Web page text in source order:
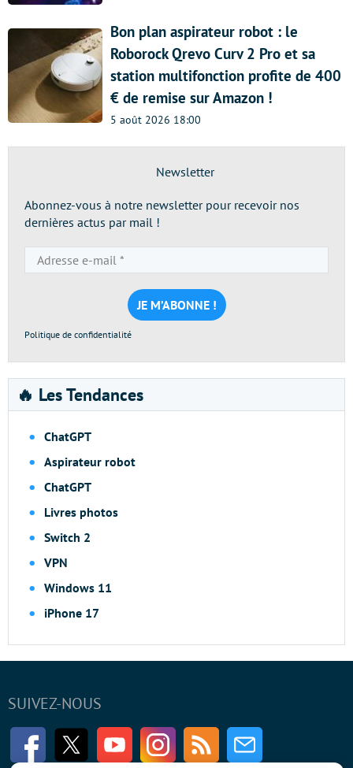
Bon plan aspirateur robot : le
Roborock Qrevo Curv 2 Pro et sa
station multifonction profite de 400
€ de remise sur Amazon !
5 août 2026 18:00
Newsletter
Abonnez-vous à notre newsletter pour recevoir nos
dernières actus par mail !
e-
mail
*
Politique de confidentialité
🔥 Les Tendances
ChatGPT
Aspirateur robot
ChatGPT
Livres photos
Switch 2
VPN
Windows 11
iPhone 17
SUIVEZ-NOUS
FacebookTwitter Youtube InstagramRSS Newsletter